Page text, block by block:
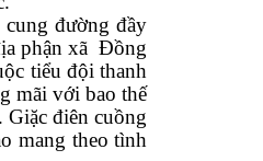
đường đầy
phận xã Đồng
tiểu đội thanh
mãi với bao thế
điên cuồng
mang theo tình